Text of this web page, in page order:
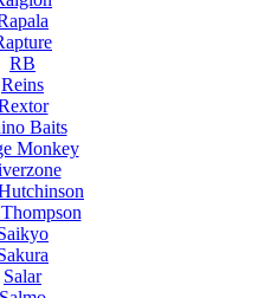
RB
Reins
Baits
Monkey
Salar